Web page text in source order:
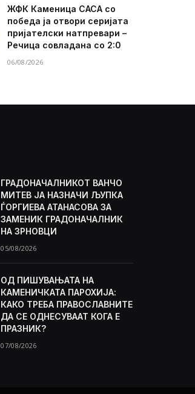
ЖФК Каменица САСА со
победа ја отвори серијата
пријателски натпревари –
Речица совладана со 2:0
06/08/2026
ГРАДОНАЧАЛНИКОТ ВАНЧО
МИТЕВ ЈА НАЗНАЧИ ЉУПКА
ЃОРГИЕВА АТАНАСОВА ЗА
ЗАМЕНИК ГРАДОНАЧАЛНИК
НА ЗРНОВЦИ
05/08/2026
ОД ПИШУВАЊАТА НА
КАМЕНИЧКАТА ПАРОХИЈА:
КАКО ТРЕБА ПРАВОСЛАВНИТЕ
ДА СЕ ОДНЕСУВААТ КОГА Е
ПРАЗНИК?
07/08/2026